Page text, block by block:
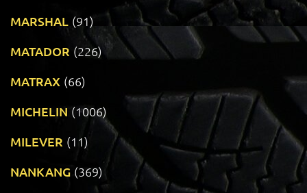
MARSHAL (91)
MATADOR (226)
MATRAX (66)
MICHELIN (1006)
MILEVER (11)
NANKANG (369)